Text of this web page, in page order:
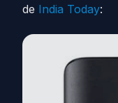
de India Today: